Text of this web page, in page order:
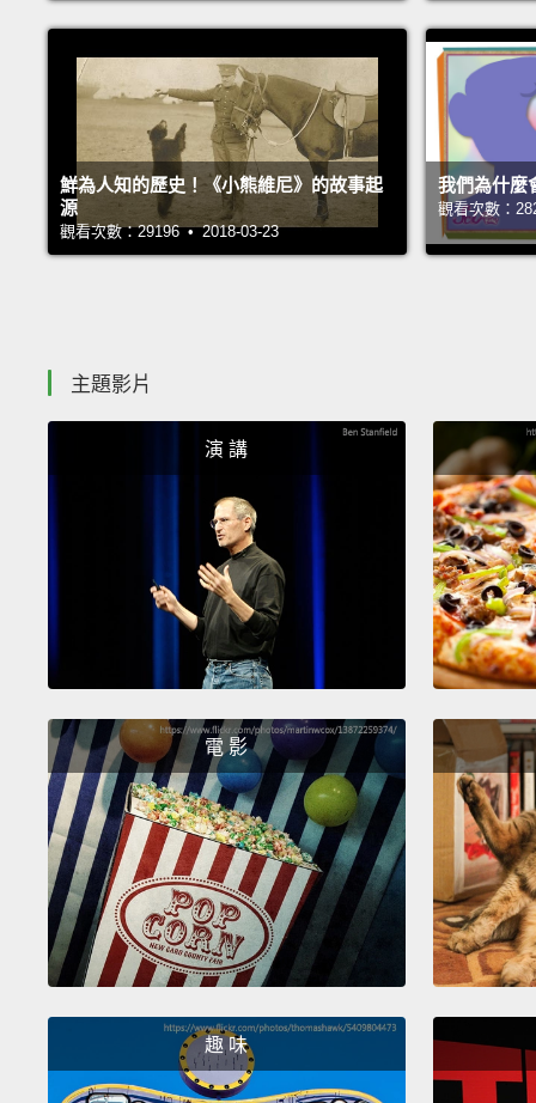
鮮為人知的歷史！《小熊維尼》的故事起
源
觀看次數：29196 • 2018-03-23
我們為什麼
觀看次數：
主題影片
演 講
電 影
趣 味